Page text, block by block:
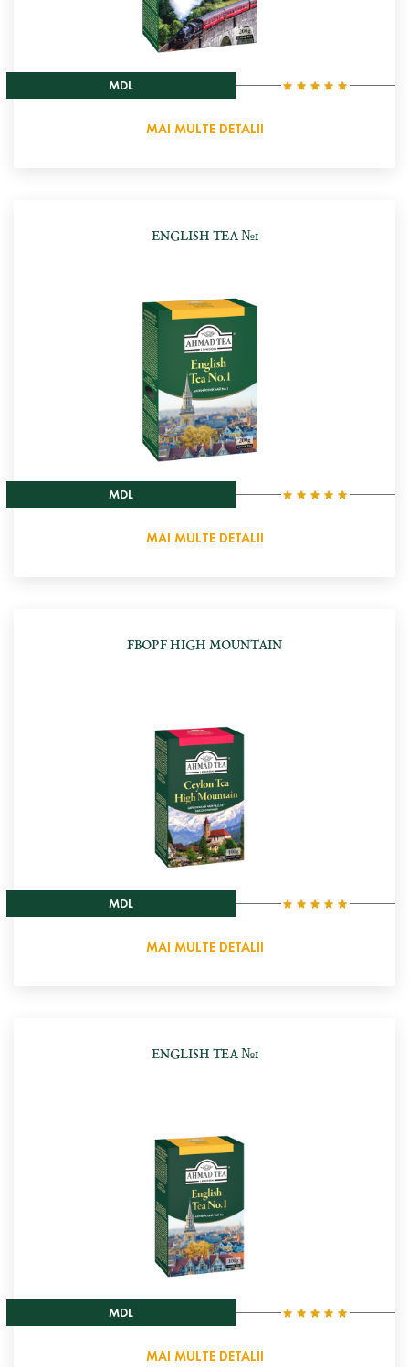
MDL
MAI MULTE DETALII
ENGLISH TEA №1
MDL
MAI MULTE DETALII
FBOPF HIGH MOUNTAIN
MDL
MAI MULTE DETALII
ENGLISH TEA №1
MDL
MAI MULTE DETALII